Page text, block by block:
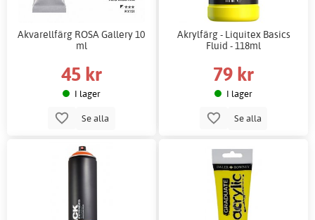
Akvarellfärg ROSA Gallery 10
ml
45 kr
I lager
Se alla
Akrylfärg - Liquitex Basics
Fluid - 118ml
79 kr
I lager
Se alla